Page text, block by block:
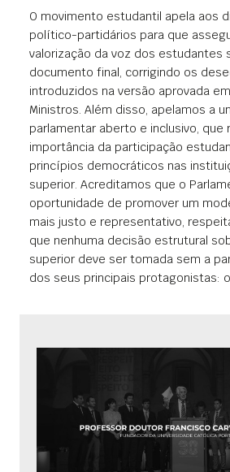
O movimento estudantil apela aos
político-partidários para que
valorização da voz dos estudantes
documento final, corrigindo os
introduzidos na versão aprovada
Ministros. Além disso, apelamos a
parlamentar aberto e inclusivo, que
importância da participação
princípios democráticos nas
superior. Acreditamos que o
oportunidade de promover um
mais justo e representativo,
que nenhuma decisão estrutural
superior deve ser tomada sem a
dos seus principais protagonistas: